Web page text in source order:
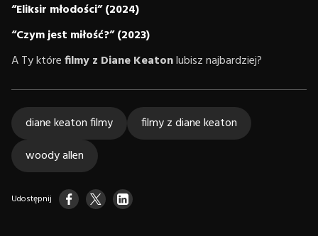
“Eliksir młodości” (2024)
“Czym jest miłość?” (2023)
A Ty którefilmy z Diane Keatonlubisz najbardziej?
diane keaton filmy
filmy z diane keaton
woody allen
Udostępnij